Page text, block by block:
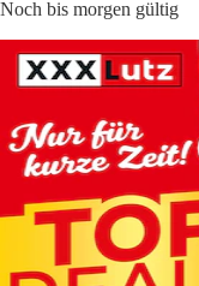
Noch bis morgen gültig